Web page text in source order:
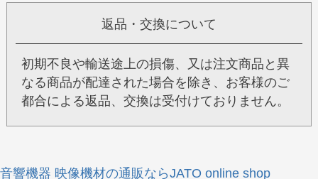
返品・交換について
初期不良や輸送途上の損傷、又は注文商品と異
なる商品が配達された場合を除き、お客様のご
都合による返品、交換は受付けておりません。
音響機器 映像機材の通販ならJATO online shop